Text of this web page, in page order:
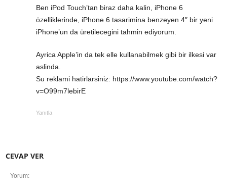
Ben iPod Touch’tan biraz daha kalin, iPhone 6
özelliklerinde, iPhone 6 tasarimina benzeyen 4″ bir yeni
iPhone’un da üretilecegini tahmin ediyorum.
Ayrica Apple’in da tek elle kullanabilmek gibi bir ilkesi var
aslinda.
Su reklami hatirlarsiniz: https://www.youtube.com/watch?
v=O99m7lebirE
Yanıtla
CEVAP VER